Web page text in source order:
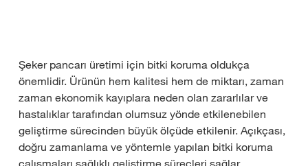
Şeker pancarı üretimi için bitki koruma oldukça
önemlidir. Ürünün hem kalitesi hem de miktarı, zaman
zaman ekonomik kayıplara neden olan zararlılar ve
hastalıklar tarafından olumsuz yönde etkilenebilen
geliştirme sürecinden büyük ölçüde etkilenir. Açıkçası,
doğru zamanlama ve yöntemle yapılan bitki koruma
çalışmaları sağlıklı geliştirme süreçleri sağlar.